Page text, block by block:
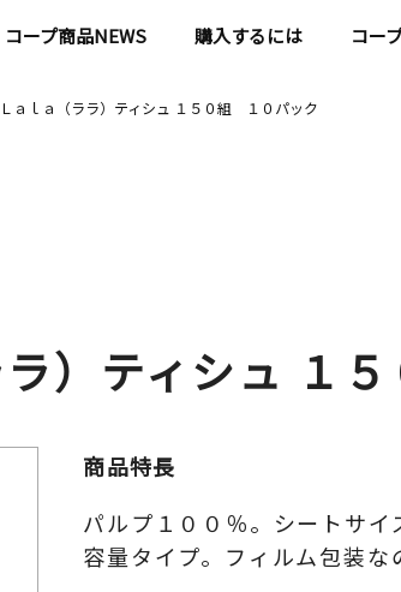
コープ商品NEWS 購入するには コー
ａｌａ（ララ）ティシュ １５０組 １０パック
ラ）ティシュ １
商品特長
パルプ１００％。シートサ
容量タイプ。フィルム包装